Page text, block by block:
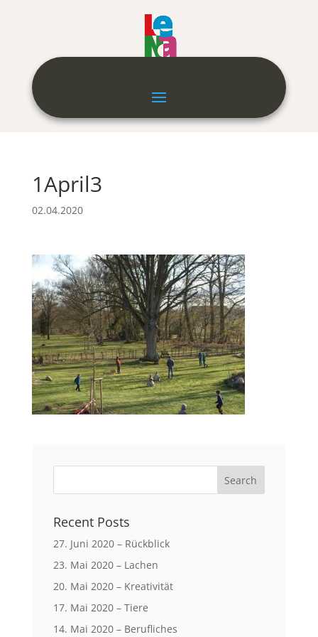
1April3
02.04.2020
Recent Posts
27. Juni 2020 – Rückblick
23. Mai 2020 – Lachen
20. Mai 2020 – Kreativität
17. Mai 2020 – Tiere
14. Mai 2020 – Berufliches